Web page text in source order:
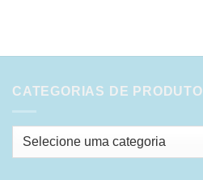
CATEGORIAS DE PRODUTO